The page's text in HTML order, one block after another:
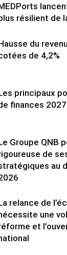
résilient de
du
de 4,2%
principaux
finances 2027
Groupe QNB
de
au
relance de
une
et